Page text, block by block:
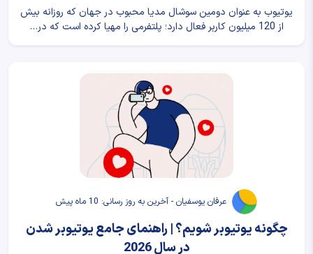
یوتیوب به عنوان دومین سوشال مدیا محبوب در جهان که روزانه بیش
از 120 میلیون کاربر فعال دارد؛ پلتفرمی را مهیا کرده است که در…
عرفان یوسفیان - آخرین به روز رسانی: 10 ماه پیش
چگونه یوتیوبر شویم؟ | راهنمای جامع یوتیوبر شدن
در سال 2026